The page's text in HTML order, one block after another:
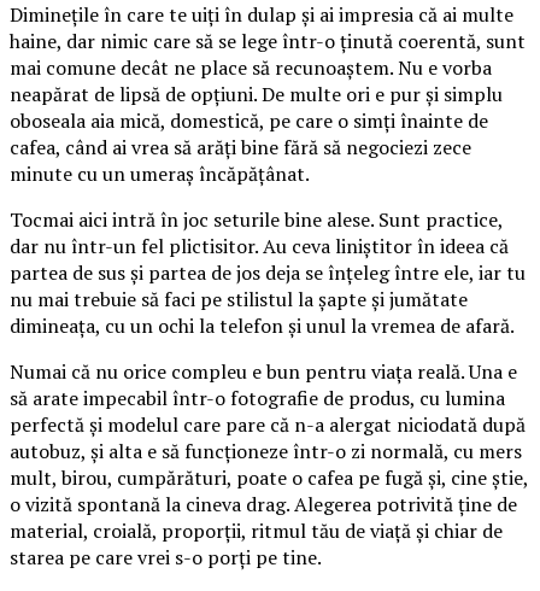
Diminețile în care te uiți în dulap și ai impresia că ai multe
haine, dar nimic care să se lege într-o ținută coerentă, sunt
mai comune decât ne place să recunoaștem. Nu e vorba
neapărat de lipsă de opțiuni. De multe ori e pur și simplu
oboseala aia mică, domestică, pe care o simți înainte de
cafea, când ai vrea să arăți bine fără să negociezi zece
minute cu un umeraș încăpățânat.
Tocmai aici intră în joc seturile bine alese. Sunt practice,
dar nu într-un fel plictisitor. Au ceva liniștitor în ideea că
partea de sus și partea de jos deja se înțeleg între ele, iar tu
nu mai trebuie să faci pe stilistul la șapte și jumătate
dimineața, cu un ochi la telefon și unul la vremea de afară.
Numai că nu orice compleu e bun pentru viața reală. Una e
să arate impecabil într-o fotografie de produs, cu lumina
perfectă și modelul care pare că n-a alergat niciodată după
autobuz, și alta e să funcționeze într-o zi normală, cu mers
mult, birou, cumpărături, poate o cafea pe fugă și, cine știe,
o vizită spontană la cineva drag. Alegerea potrivită ține de
material, croială, proporții, ritmul tău de viață și chiar de
starea pe care vrei s-o porți pe tine.